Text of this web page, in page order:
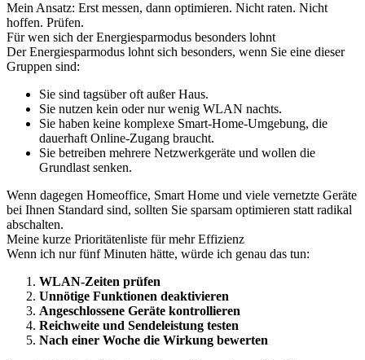
Mein Ansatz: Erst messen, dann optimieren. Nicht raten. Nicht
hoffen. Prüfen.
Für wen sich der Energiesparmodus besonders lohnt
Der Energiesparmodus lohnt sich besonders, wenn Sie eine dieser
Gruppen sind:
Sie sind tagsüber oft außer Haus.
Sie nutzen kein oder nur wenig WLAN nachts.
Sie haben keine komplexe Smart-Home-Umgebung, die
dauerhaft Online-Zugang braucht.
Sie betreiben mehrere Netzwerkgeräte und wollen die
Grundlast senken.
Wenn dagegen Homeoffice, Smart Home und viele vernetzte Geräte
bei Ihnen Standard sind, sollten Sie sparsam optimieren statt radikal
abschalten.
Meine kurze Prioritätenliste für mehr Effizienz
Wenn ich nur fünf Minuten hätte, würde ich genau das tun:
WLAN-Zeiten prüfen
Unnötige Funktionen deaktivieren
Angeschlossene Geräte kontrollieren
Reichweite und Sendeleistung testen
Nach einer Woche die Wirkung bewerten